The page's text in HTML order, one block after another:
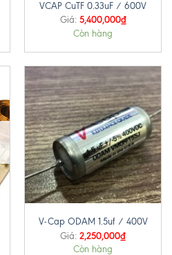
VCAP CuTF 0.33uF / 600V
Giá: 5,400,000₫
Còn hàng
V-Cap ODAM 1.5uf / 400V
Giá: 2,250,000₫
Còn hàng